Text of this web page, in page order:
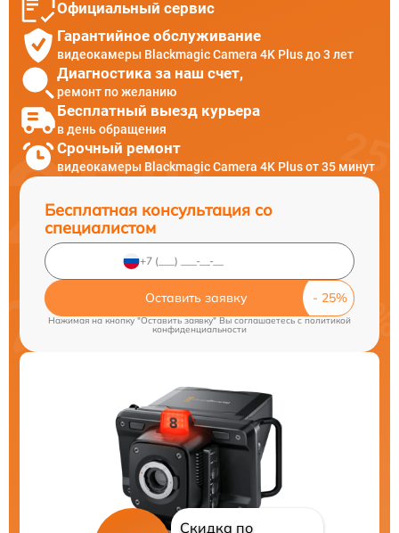
Официальный сервис
Гарантийное обслуживание
видеокамеры Blackmagic Camera 4K Plus до 3 лет
Диагностика за наш счет,
ремонт по желанию
Бесплатный выезд курьера
в день обращения
Срочный ремонт
видеокамеры Blackmagic Camera 4K Plus от 35 минут
Бесплатная консультация со
специалистом
Оставить заявку
Нажимая на кнопку "Оставить заявку" Вы соглашаетесь cполитикой
конфиденциальности
Скидка по